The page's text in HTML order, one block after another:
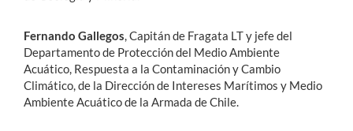
Fernando Gallegos , Capitán de Fragata LT y jefe del
Departamento de Protección del Medio Ambiente
Acuático, Respuesta a la Contaminación y Cambio
Climático, de la Dirección de Intereses Marítimos y Medio
Ambiente Acuático de la Armada de Chile.